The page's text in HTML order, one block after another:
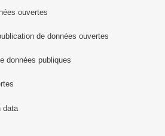
ouvertes
de données ouvertes
données publiques
data